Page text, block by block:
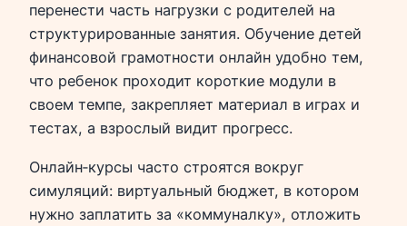
перенести часть нагрузки с родителей на
структурированные занятия. Обучение детей
финансовой грамотности онлайн удобно тем,
что ребенок проходит короткие модули в
своем темпе, закрепляет материал в играх и
тестах, а взрослый видит прогресс.
Онлайн‑курсы часто строятся вокруг
симуляций: виртуальный бюджет, в котором
нужно заплатить за «коммуналку», отложить